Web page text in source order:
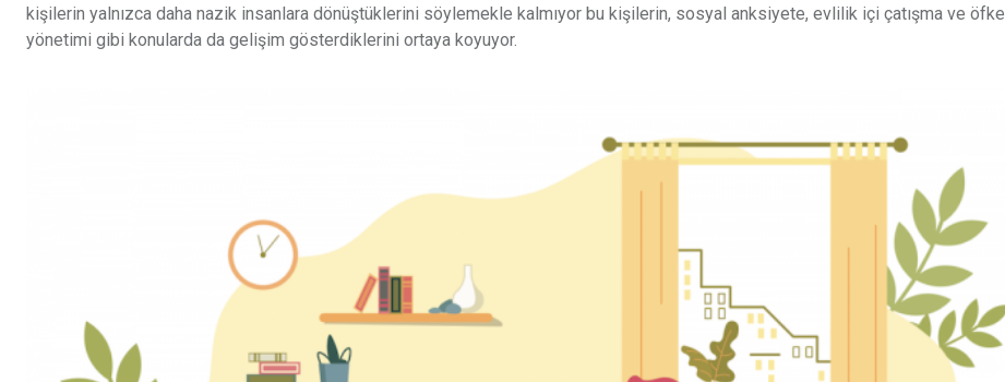
kişilerin yalnızca daha nazik insanlara dönüştüklerini söylemekle kalmıyor bu kişilerin, sosyal anksiyete, evlilik içi çatışma ve öfke
yönetimi gibi konularda da gelişim gösterdiklerini ortaya koyuyor.